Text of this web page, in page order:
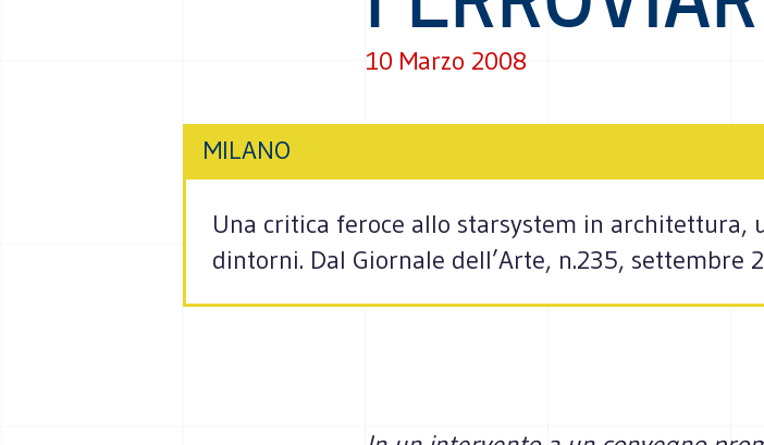
10 Marzo 2008
MILANO
Una critica feroce allo starsystem in architettura,
dintorni. Dal Giornale dell’Arte, n.235, settembre